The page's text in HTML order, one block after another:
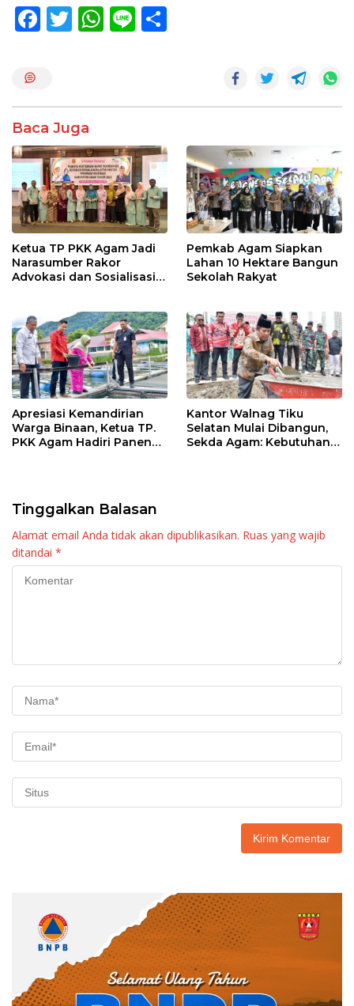
F
o
o
k
T W
p
p
Li
Baca Juga
Ketua TP PKK Agam Jadi
Narasumber Rakor
Advokasi dan Sosialisasi
Pemkab Agam Siapkan
Lahan 10 Hektare Bangun
Sekolah Rakyat
Apresiasi Kemandirian
Warga Binaan, Ketua TP.
PKK Agam Hadiri Panen
Kantor Walnag Tiku
Selatan Mulai Dibangun,
Sekda Agam: Kebutuhan
Tinggalkan Balasan
Alamat email Anda tidak akan dipublikasikan. Ruas yang wajib
ditandai *